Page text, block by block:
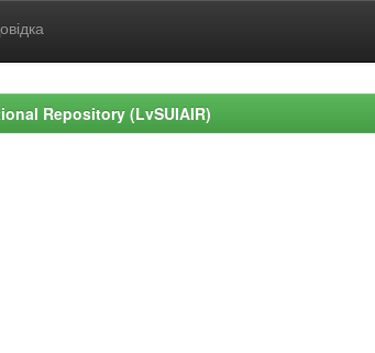
Repository (LvSUIAIR)